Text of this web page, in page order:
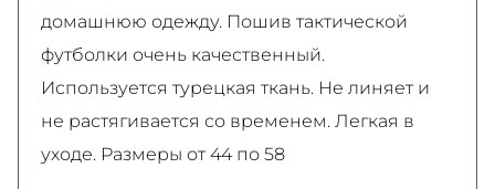
домашнюю одежду. Пошив тактической
футболки очень качественный.
Используется турецкая ткань. Не линяет и
не растягивается со временем. Легкая в
уходе. Размеры от 44 по 58